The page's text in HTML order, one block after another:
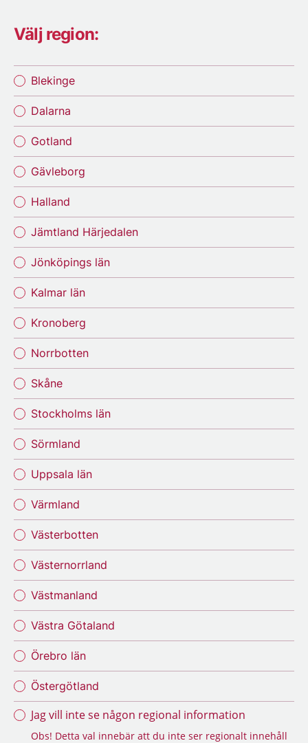
Välj region:
Blekinge
Dalarna
Gotland
Gävleborg
Halland
Jämtland Härjedalen
Jönköpings län
Kalmar län
Kronoberg
Norrbotten
Skåne
Stockholms län
Sörmland
Uppsala län
Värmland
Västerbotten
Västernorrland
Västmanland
Västra Götaland
Örebro län
Östergötland
Jag vill inte se någon regional information
Obs! Detta val innebär att du inte ser regionalt innehåll